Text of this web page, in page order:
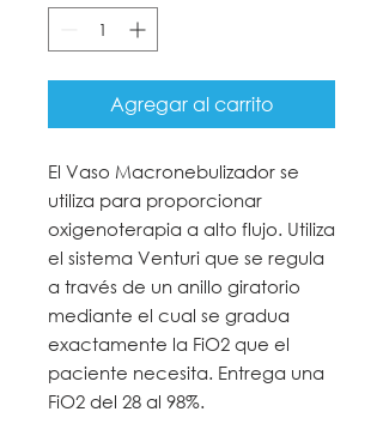
Agregar al carrito
El Vaso Macronebulizador se
utiliza para proporcionar
oxigenoterapia a alto flujo. Utiliza
el sistema Venturi que se regula
a través de un anillo giratorio
mediante el cual se gradua
exactamente la FiO2 que el
paciente necesita. Entrega una
FiO2 del 28 al 98%.